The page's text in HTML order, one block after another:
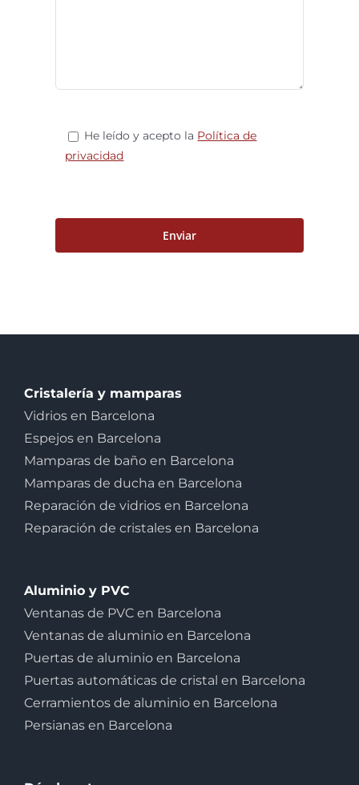
He leído y acepto la Política de
privacidad
Cristalería y mamparas
Vidrios en Barcelona
Espejos en Barcelona
Mamparas de baño en Barcelona
Mamparas de ducha en Barcelona
Reparación de vidrios en Barcelona
Reparación de cristales en Barcelona
Aluminio y PVC
Ventanas de PVC en Barcelona
Ventanas de aluminio en Barcelona
Puertas de aluminio en Barcelona
Puertas automáticas de cristal en Barcelona
Cerramientos de aluminio en Barcelona
Persianas en Barcelona